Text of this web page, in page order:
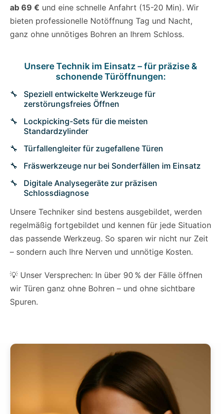
ab 69 € und eine schnelle Anfahrt (15-20 Min). Wir
bieten professionelle Notöffnung Tag und Nacht,
ganz ohne unnötiges Bohren an Ihrem Schloss.
Unsere Technik im Einsatz – für präzise &
schonende Türöffnungen:
Speziell entwickelte Werkzeuge für
zerstörungsfreies Öffnen
Lockpicking-Sets für die meisten
Standardzylinder
Türfallengleiter für zugefallene Türen
Fräswerkzeuge nur bei Sonderfällen im Einsatz
Digitale Analysegeräte zur präzisen
Schlossdiagnose
Unsere Techniker sind bestens ausgebildet, werden
regelmäßig fortgebildet und kennen für jede Situation
das passende Werkzeug. So sparen wir nicht nur Zeit
– sondern auch Ihre Nerven und unnötige Kosten.
💡 Unser Versprechen: In über 90 % der Fälle öffnen
wir Türen ganz ohne Bohren – und ohne sichtbare
Spuren.